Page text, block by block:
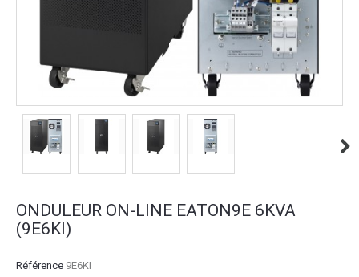
ONDULEUR ON-LINE EATON9E 6KVA
(9E6KI)
Référence 9E6KI